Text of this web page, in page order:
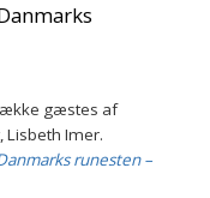
gæstes af
Imer.
runesten –